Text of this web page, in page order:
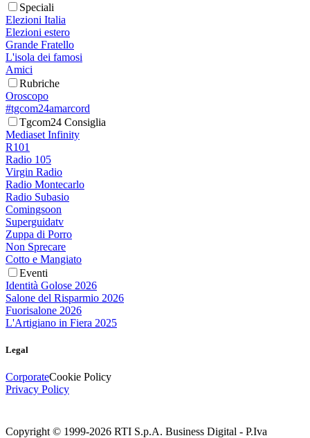
Speciali
Elezioni Italia
Elezioni estero
Grande Fratello
L'isola dei famosi
Amici
Rubriche
Oroscopo
#tgcom24amarcord
Tgcom24 Consiglia
Mediaset Infinity
R101
Radio 105
Virgin Radio
Radio Montecarlo
Radio Subasio
Comingsoon
Superguidatv
Zuppa di Porro
Non Sprecare
Cotto e Mangiato
Eventi
Identità Golose 2026
Salone del Risparmio 2026
Fuorisalone 2026
L'Artigiano in Fiera 2025
Legal
CorporateCookie Policy
Privacy Policy
Copyright © 1999-2026 RTI S.p.A. Business Digital - P.Iva